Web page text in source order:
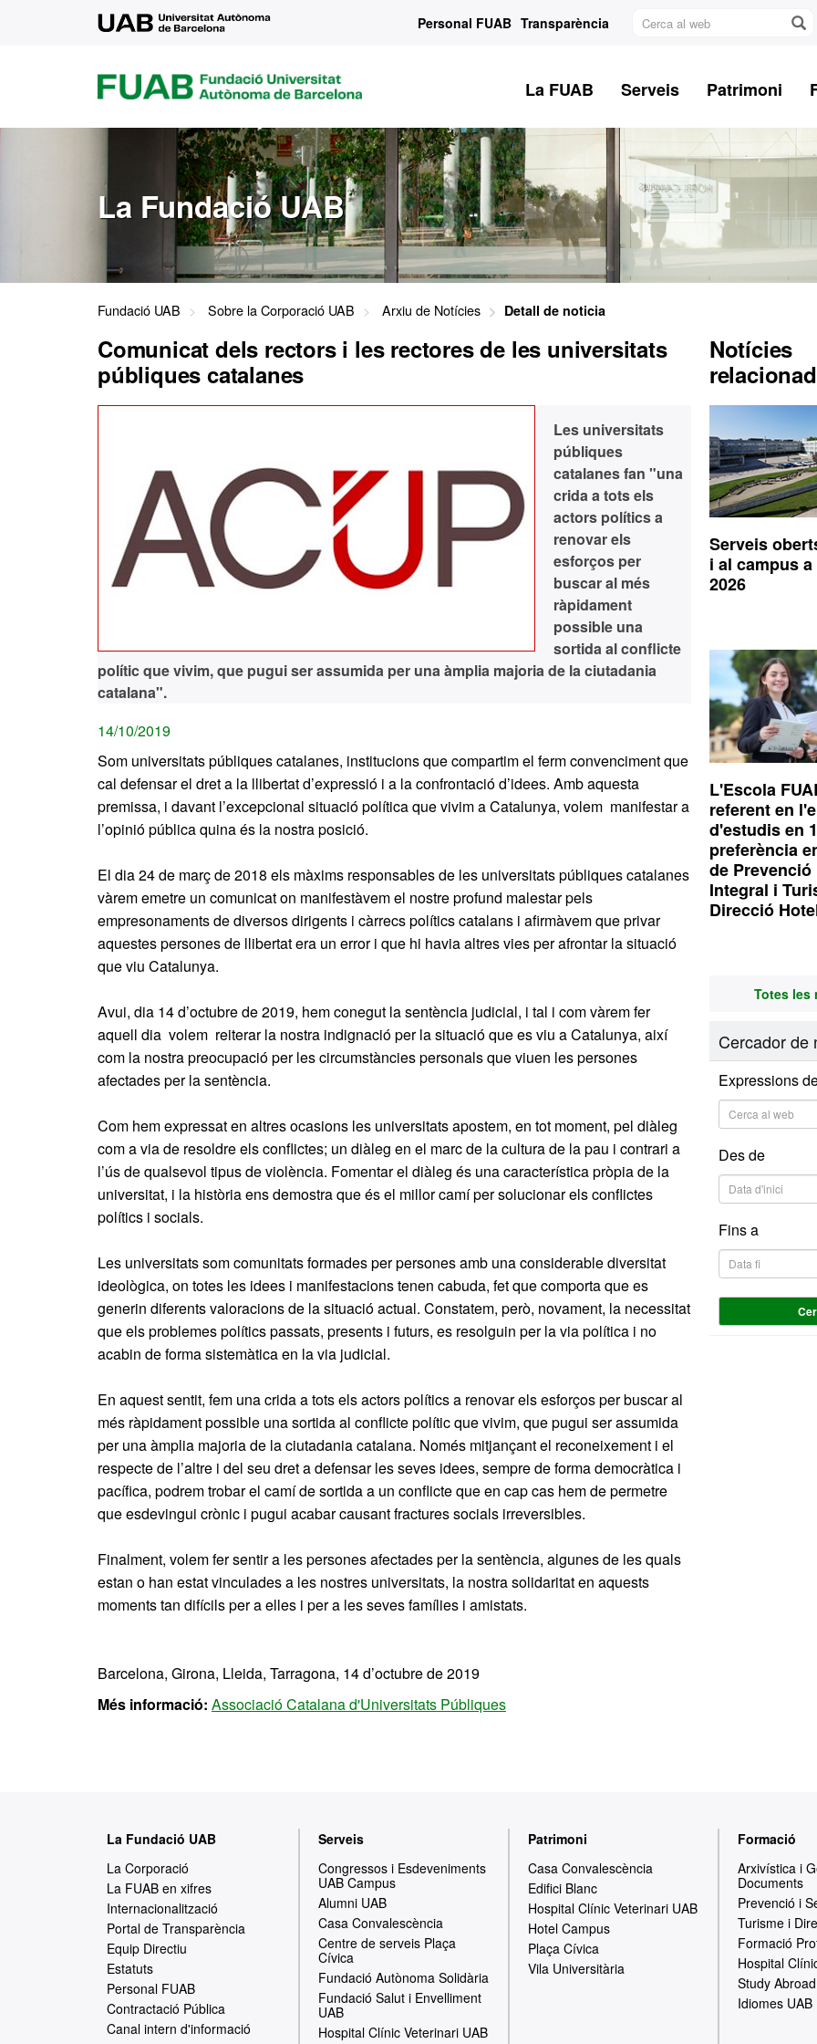
Personal FUAB Transparència
Cerca
FUAB
FUNDACIÓ
UNIVERSITAT
AUTÒNOMA
BARCELONA
La FUAB Serveis Patrimoni
La Fundació UAB
Fundació UAB Sobre la Corporació UAB Arxiu de Notícies Detall de noticia
Comunicat dels rectors i les rectores de les universitats
públiques catalanes
Les universitats
públiques
catalanes fan "una
crida a tots els
actors polítics a
renovar els
esforços per
buscar al més
ràpidament
possible una
sortida al conflicte
polític que vivim, que pugui ser assumida per una àmplia majoria de la ciutadania
catalana".
14/10/2019
Som universitats públiques catalanes, institucions que compartim el ferm convenciment que
cal defensar el dret a la llibertat d’expressió i a la confrontació d’idees. Amb aquesta
premissa, i davant l’excepcional situació política que vivim a Catalunya, volem manifestar a
l’opinió pública quina és la nostra posició.
El dia 24 de març de 2018 els màxims responsables de les universitats públiques catalanes
vàrem emetre un comunicat on manifestàvem el nostre profund malestar pels
empresonaments de diversos dirigents i càrrecs polítics catalans i afirmàvem que privar
aquestes persones de llibertat era un error i que hi havia altres vies per afrontar la situació
que viu Catalunya.
Avui, dia 14 d’octubre de 2019, hem conegut la sentència judicial, i tal i com vàrem fer
aquell dia volem reiterar la nostra indignació per la situació que es viu a Catalunya, així
com la nostra preocupació per les circumstàncies personals que viuen les persones
afectades per la sentència.
Com hem expressat en altres ocasions les universitats apostem, en tot moment, pel diàleg
com a via de resoldre els conflictes; un diàleg en el marc de la cultura de la pau i contrari a
l’ús de qualsevol tipus de violència. Fomentar el diàleg és una característica pròpia de la
universitat, i la història ens demostra que és el millor camí per solucionar els conflictes
polítics i socials.
Les universitats som comunitats formades per persones amb una considerable diversitat
ideològica, on totes les idees i manifestacions tenen cabuda, fet que comporta que es
generin diferents valoracions de la situació actual. Constatem, però, novament, la necessitat
que els problemes polítics passats, presents i futurs, es resolguin per la via política i no
acabin de forma sistemàtica en la via judicial.
En aquest sentit, fem una crida a tots els actors polítics a renovar els esforços per buscar al
més ràpidament possible una sortida al conflicte polític que vivim, que pugui ser assumida
per una àmplia majoria de la ciutadania catalana. Només mitjançant el reconeixement i el
respecte de l’altre i del seu dret a defensar les seves idees, sempre de forma democràtica i
pacífica, podrem trobar el camí de sortida a un conflicte que en cap cas hem de permetre
que esdevingui crònic i pugui acabar causant fractures socials irreversibles.
Finalment, volem fer sentir a les persones afectades per la sentència, algunes de les quals
estan o han estat vinculades a les nostres universitats, la nostra solidaritat en aquests
moments tan difícils per a elles i per a les seves famílies i amistats.
Barcelona, Girona, Lleida, Tarragona, 14 d’octubre de 2019
Més informació: Associació Catalana d'Universitats Públiques
Notícies
Serveis
i al campus
2026
L'Escola
referent en
d'estudis en
preferència
de
Integral i
Direcció
Totes les
Cercador de
Expressions
Des de
Fins a
La Fundació UAB
La Corporació
La FUAB en xifres
Internacionalització
Portal de Transparència
Equip Directiu
Estatuts
Personal FUAB
Contractació Pública
Canal intern d'informació
Serveis
Congressos i Esdeveniments
UAB Campus
Alumni UAB
Casa Convalescència
Centre de serveis Plaça
Cívica
Fundació Autònoma Solidària
Fundació Salut i Envelliment
UAB
Hospital Clínic Veterinari UAB
Patrimoni
Casa Convalescència
Edifici Blanc
Hospital Clínic Veterinari UAB
Hotel Campus
Plaça Cívica
Vila Universitària
Formació
Arxivística i
Documents
Prevenció i
Turisme i
Formació
Hospital
Study Abroad
Idiomes UAB